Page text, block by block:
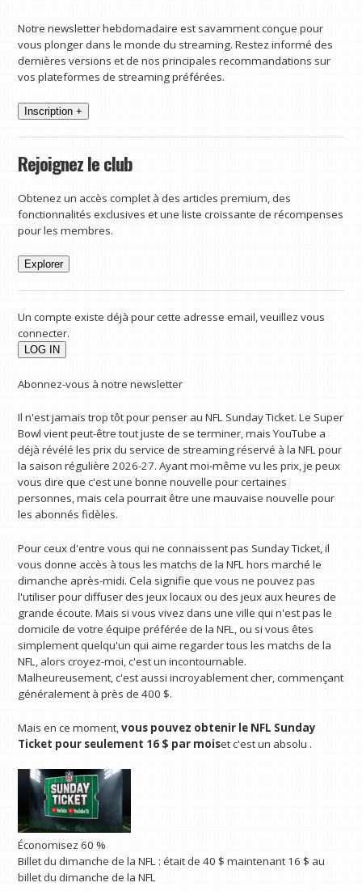
Notre newsletter hebdomadaire est savamment conçue pour
vous plonger dans le monde du streaming. Restez informé des
dernières versions et de nos principales recommandations sur
vos plateformes de streaming préférées.
Inscription +
Rejoignez le club
Obtenez un accès complet à des articles premium, des
fonctionnalités exclusives et une liste croissante de récompenses
pour les membres.
Explorer
Un compte existe déjà pour cette adresse email, veuillez vous
connecter.
Abonnez-vous à notre newsletter
Il n'est jamais trop tôt pour penser au NFL Sunday Ticket. Le Super
Bowl vient peut-être tout juste de se terminer, mais YouTube a
déjà révélé les prix du service de streaming réservé à la NFL pour
la saison régulière 2026-27. Ayant moi-même vu les prix, je peux
vous dire que c'est une bonne nouvelle pour certaines
personnes, mais cela pourrait être une mauvaise nouvelle pour
les abonnés fidèles.
Pour ceux d'entre vous qui ne connaissent pas Sunday Ticket, il
vous donne accès à tous les matchs de la NFL hors marché le
dimanche après-midi. Cela signifie que vous ne pouvez pas
l'utiliser pour diffuser des jeux locaux ou des jeux aux heures de
grande écoute. Mais si vous vivez dans une ville qui n'est pas le
domicile de votre équipe préférée de la NFL, ou si vous êtes
simplement quelqu'un qui aime regarder tous les matchs de la
NFL, alors croyez-moi, c'est un incontournable.
Malheureusement, c'est aussi incroyablement cher, commençant
généralement à près de 400 $.
Mais en ce moment,vous pouvez obtenir le NFL Sunday
Ticket pour seulement 16 $ par moiset c'est un absolu .
Économisez 60 %
Billet du dimanche de la NFL : était de 40 $ maintenant 16 $ au
billet du dimanche de la NFL